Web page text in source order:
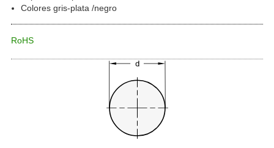
Colores gris-plata /negro
RoHS